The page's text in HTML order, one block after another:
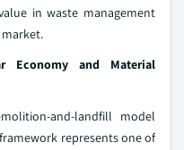
in waste management
Economy and Material
and-landfill model
represents one of